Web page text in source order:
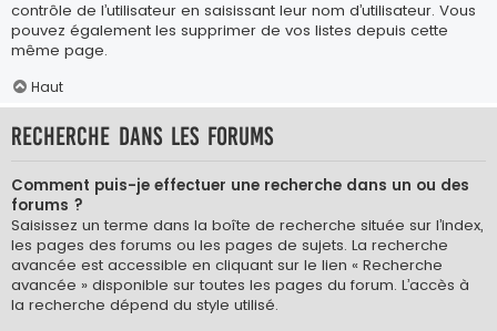
contrôle de l’utilisateur en saisissant leur nom d’utilisateur. Vous
pouvez également les supprimer de vos listes depuis cette
même page.
Haut
Recherche dans les forums
Comment puis-je effectuer une recherche dans un ou des
forums ?
Saisissez un terme dans la boîte de recherche située sur l’index,
les pages des forums ou les pages de sujets. La recherche
avancée est accessible en cliquant sur le lien « Recherche
avancée » disponible sur toutes les pages du forum. L’accès à
la recherche dépend du style utilisé.